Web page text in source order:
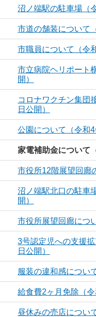
沼ノ端駅の駐車場（
市道の舗装について
市職員について（令
市立病院ヘリポート
開）
コロナワクチン集団
日公開）
公園について（令和4
家電補助金について
市役所12階展望回廊
沼ノ端駅北口の駐車
開）
市役所展望回廊につ
3号認定児への支援
日公開）
服装の違和感につい
給食費2ヶ月免除（令
昼休みの売店につい